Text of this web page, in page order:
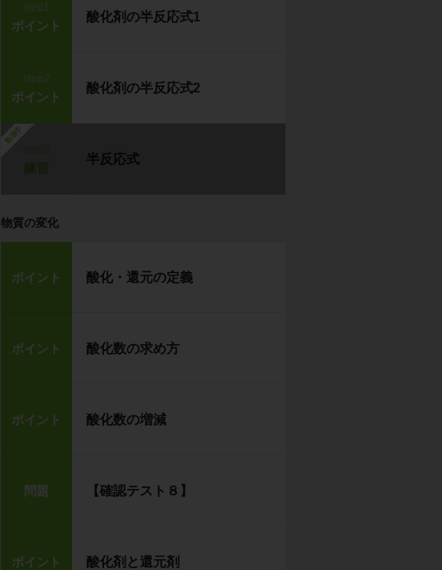
step1
ポイント
酸化剤の半反応式1
step2
ポイント
酸化剤の半反応式2
勉強中
半反応式
物質の変化
ポイント 酸化・還元の定義
ポイント 酸化数の求め方
ポイント 酸化数の増減
問題 【確認テスト８】
ポイント 酸化剤と還元剤